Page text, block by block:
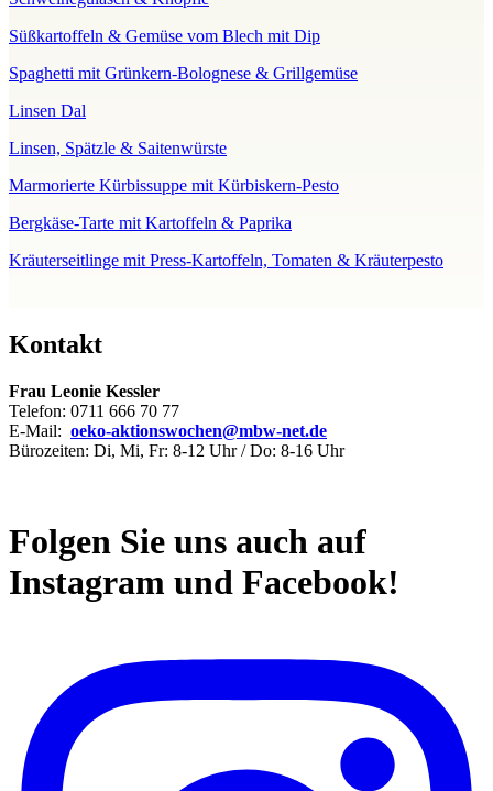
Süßkartoffeln & Gemüse vom Blech mit Dip
Spaghetti mit Grünkern-Bolognese & Grillgemüse
Linsen Dal
Linsen, Spätzle & Saitenwürste
Marmorierte Kürbissuppe mit Kürbiskern-Pesto
Bergkäse-Tarte mit Kartoffeln & Paprika
Kräuterseitlinge mit Press-Kartoffeln, Tomaten & Kräuterpesto
Kontakt
Frau Leonie Kessler
Telefon: 0711 666 70 77
E-Mail: oeko-aktionswochen@mbw-net.de
Bürozeiten: Di, Mi, Fr: 8-12 Uhr / Do: 8-16 Uhr
Folgen Sie uns auch auf
Instagram und Facebook!